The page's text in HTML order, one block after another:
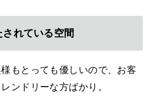
れている空間
もとっても優しいので、お客
ンドリーな方ばかり。